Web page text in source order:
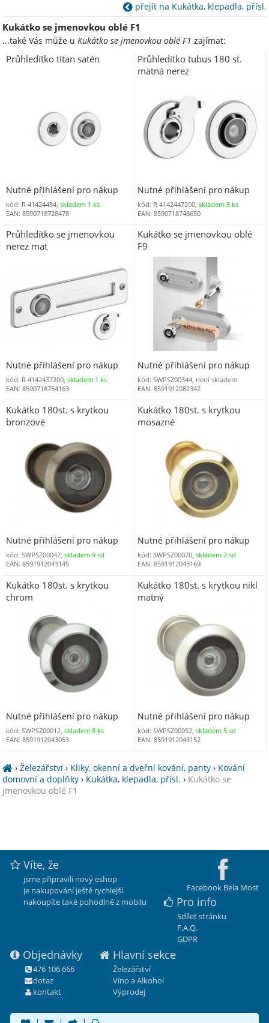
přejít na Kukátka, klepadla, přísl.
Kukátko se jmenovkou oblé F1
...také Vás může u Kukátko se jmenovkou oblé F1 zajímat:
Průhledítko titan satén
Nutné přihlášení pro nákup
kód: R 41424484, skladem 1 ks
EAN: 8590718728478
Průhledítko tubus 180 st.
matná nerez
Nutné přihlášení pro nákup
kód: R 4142447200,skladem 8 ks
EAN: 8590718748650
Průhledítko se jmenovkou
nerez mat
Nutné přihlášení pro nákup
kód: R 4142437200, skladem 1 ks
EAN: 8590718754163
Kukátko se jmenovkou oblé
F9
Nutné přihlášení pro nákup
kód: SWPSZ00344, není skladem
EAN: 8591912082342
Kukátko 180st. s krytkou
bronzové
Nutné přihlášení pro nákup
kód: SWPSZ00047, skladem 9 sd
EAN: 8591912043145
Kukátko 180st. s krytkou
mosazné
Nutné přihlášení pro nákup
kód: SWPSZ00070,skladem 2 sd
EAN: 8591912043169
Kukátko 180st. s krytkou
chrom
Nutné přihlášení pro nákup
kód: SWPSZ00012, skladem 8 ks
EAN: 8591912043053
Kukátko 180st. s krytkou nikl
matný
Nutné přihlášení pro nákup
kód: SWPSZ00052,skladem 5 sd
EAN: 8591912043152
›Železářství › Kliky, okenní a dveřní kování, panty › Kování
domovní a doplňky › Kukátka, klepadla, přísl. › Kukátko se
jmenovkou oblé F1
Facebook Bela Most
Víte, že
jsme připravili nový eshop
je nakupování ještě rychlejší
nakoupíte také pohodlně z mobilu
Pro info
Sdílet stránku
F.A.Q.
GDPR
Objednávky
476 106 666
dotaz
kontakt
Hlavní sekce
Železářství
Víno a Alkohol
Výprodej